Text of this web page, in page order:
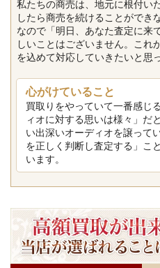
私たちの商売は、地元に根付い
したら商売を続けることができ
なので「明日、あなた査定に来
しいことはございません。これ
を込めて対応していきたいと思
心がけていること
買取りをやっていて一番感じ
ィオに対する思いは様々」だ
い出深いオーディオを譲って
を正しく判断し査定する」こ
います。